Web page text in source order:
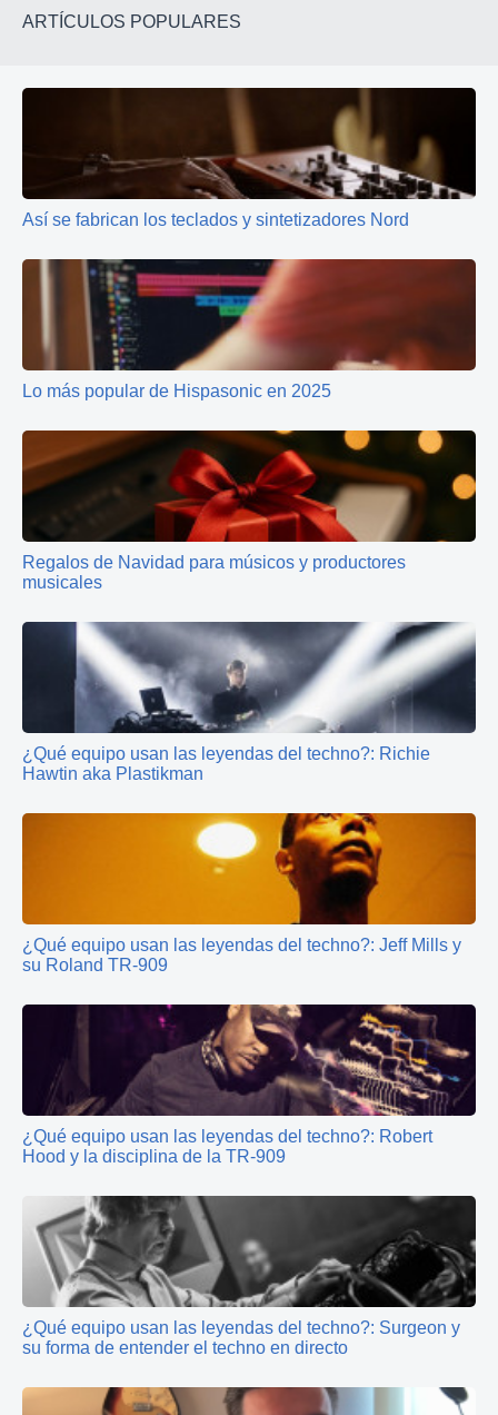
ARTÍCULOS POPULARES
Así se fabrican los teclados y sintetizadores Nord
Lo más popular de Hispasonic en 2025
Regalos de Navidad para músicos y productores
musicales
¿Qué equipo usan las leyendas del techno?: Richie
Hawtin aka Plastikman
¿Qué equipo usan las leyendas del techno?: Jeff Mills y
su Roland TR-909
¿Qué equipo usan las leyendas del techno?: Robert
Hood y la disciplina de la TR-909
¿Qué equipo usan las leyendas del techno?: Surgeon y
su forma de entender el techno en directo